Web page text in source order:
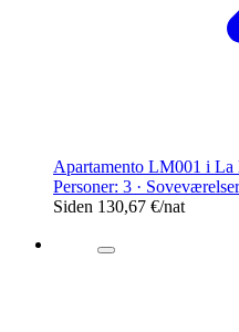
Apartamento LM001 i
Personer: 3 ·
Siden 130,67 €/nat